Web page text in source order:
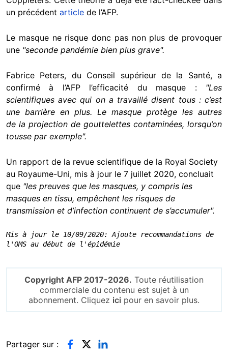
un précédent article de l’AFP.
Le masque ne risque donc pas non plus de provoquer
une "seconde pandémie bien plus grave".
Fabrice Peters, du Conseil supérieur de la Santé, a
confirmé à l’AFP l’efficacité du masque :"Les
scientifiques avec qui on a travaillé disent tous : c’est
une barrière en plus. Le masque protège les autres
de la projection de gouttelettes contaminées, lorsqu’on
tousse par exemple".
Un rapport de la revue scientifique de la Royal Society
au Royaume-Uni, mis à jour le 7 juillet 2020, concluait
que "les preuves que les masques, y compris les
masques en tissu, empêchent les risques de
transmission et d’infection continuent de s’accumuler".
Mis à jour le 10/09/2020: Ajoute recommandations de
l'OMS au début de l'épidémie
Copyright AFP 2017-2026. Toute réutilisation
commerciale du contenu est sujet à un
abonnement. Cliquez ici pour en savoir plus.
Partager sur :